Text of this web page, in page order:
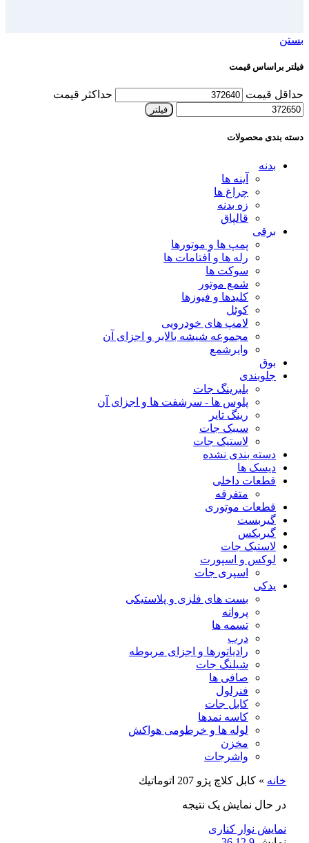
بستن
فیلتر براساس قیمت
حداقل قیمت حداکثر قیمت
فیلتر
دسته بندی محصولات
بدنه
آینه ها
چراغ ها
زه بدنه
قالپاق
برقی
پمپ ها و موتورها
رله ها و آفتامات ها
سوکت ها
شمع موتور
کلیدها و فیوزها
کوئل
لامپ های خودرویی
مجموعه شیشه بالابر و اجزای آن
وایرشمع
بوق
جلوبندی
بلبرینگ جات
پلوس ها - سرشفت ها و اجزای آن
رینگ تایر
سیبک جات
لاستیک جات
دسته بندی نشده
دیسک ها
قطعات داخلی
متفرقه
قطعات موتوری
گیربست
گیربکس
لاستیک جات
لوکس و اسپورت
اسپری جات
یدکی
بست های فلزی و پلاستیکی
پروانه
تسمه ها
درب
رادیاتورها و اجزای مربوطه
شیلنگ جات
صافی ها
فنرلول
کابل جات
کاسه نمدها
لوله ها و خرطومی هواکش
مخزن
واشرجات
خانه » كابل كلاچ پژو 207 اتوماتيك
در حال نمایش یک نتیجه
نمایش نوار کناری